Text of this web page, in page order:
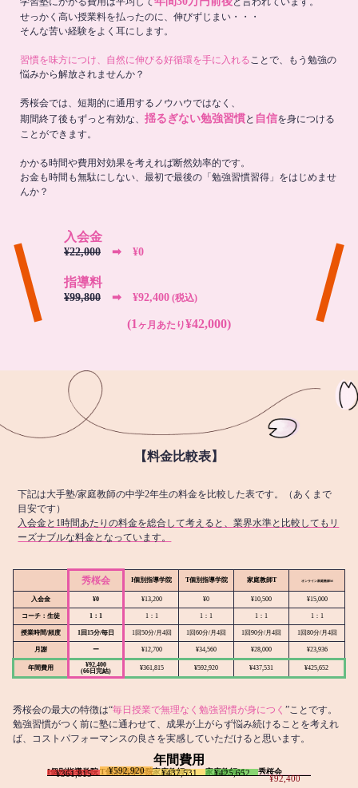
せっかく高い授業料を払ったのに、伸びずじまい・・・
そんな苦い経験をよく耳にします。
習慣を味方につけ、自然に伸びる好循環を手に入れることで、もう勉強の
悩みから解放されませんか？
秀桜会では、短期的に通用するノウハウではなく、
期間終了後もずっと有効な、 揺るぎない勉強習慣と 自信を身につける
ことができます。
かかる時間や費用対効果を考えれば断然効率的です。
お金も時間も無駄にしない、最初で最後の「勉強習慣習得」をはじめませ
んか？
入会金
¥22,000 ➡︎ ¥0
指導料
¥99,800 ➡︎ ¥92,400 (税込)
(1 ヶ月あたり¥42,000)
【料金比較表】
下記は大手塾/家庭教師の中学2年生の料金を比較した表です。（あくまで
目安です）
入会金と1時間あたりの料金を総合して考えると、業界水準と比較してもリ
ーズナブルな料金となっています。
秀桜会 I個別指導学院 T個別指導学院 家庭教師T オンライン家庭教師M
入会金 ¥0 ¥13,200 ¥0 ¥10,500 ¥15,000
コーチ：生徒 1：1 1：1 1：1 1：1 1：1
授業時間/頻度 1回15分/毎日 1回50分/月4回 1回60分/月4回 1回90分/月4回 1回80分/月4回
月謝 ー ¥12,700 ¥34,560 ¥28,000 ¥23,936
年間費用
¥92,400
(66日完結)
¥361,815 ¥592,920 ¥437,531 ¥425,652
秀桜会の最大の特徴は“毎日授業で無理なく勉強習慣が身につく ”ことです。
勉強習慣がつく前に塾に通わせて、成果が上がらず悩み続けることを考えれ
ば、コストパフォーマンスの良さを実感していただけると思います。
年間費用
I個別指導学院
¥361,815 T個別指導学院
¥592,920 家庭教師T
¥437,531 家庭教師M
¥425,652 秀桜会
¥92,400